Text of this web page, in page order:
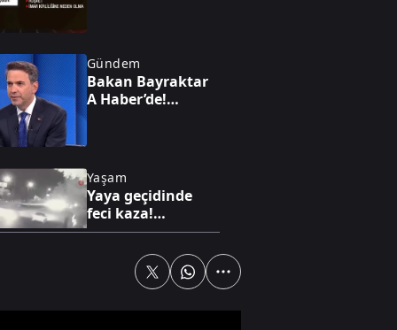
Gündem
Bakan Bayraktar
A Haber’de!
Bulgaristan'da
sahaya iniyor
Yaşam
Yaya geçidinde
feci kaza!
Karşıdan karşıya
can verdi!
Hürmüz'de kritik